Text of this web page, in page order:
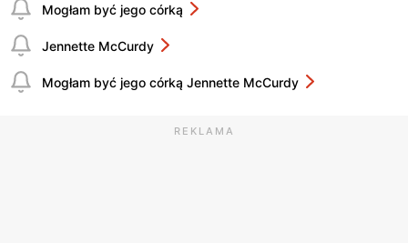
Mogłam być jego córką
Jennette McCurdy
Mogłam być jego córką Jennette McCurdy
REKLAMA